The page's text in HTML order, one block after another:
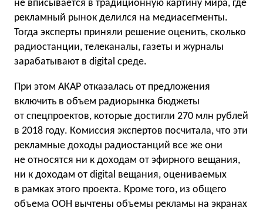
не вписывается в традиционную картину мира, где
рекламный рынок делился на медиасегменты.
Тогда эксперты приняли решение оценить, сколько
радиостанции, телеканалы, газеты и журналы
зарабатывают в digital среде.
При этом АКАР отказалась от предложения
включить в объем радиорынка бюджеты
от спецпроектов, которые достигли 270 млн рублей
в 2018 году. Комиссия экспертов посчитала, что эти
рекламные доходы радиостанций все же они
не относятся ни к доходам от эфирного вещания,
ни к доходам от digital вещания, оцениваемых
в рамках этого проекта. Кроме того, из общего
объема ООН вычтены объемы рекламы на экранах